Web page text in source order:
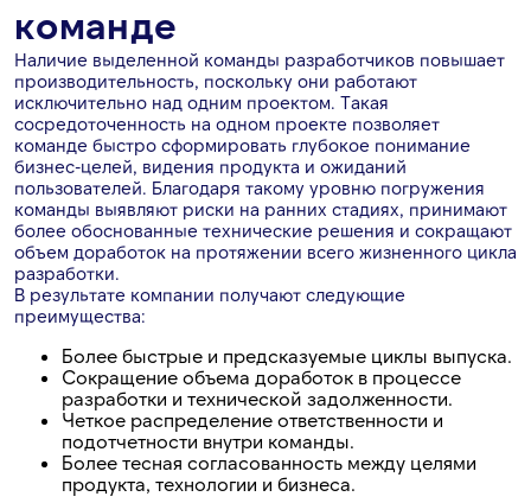
команде
Наличие выделенной команды разработчиков повышает
производительность, поскольку они работают
исключительно над одним проектом. Такая
сосредоточенность на одном проекте позволяет
команде быстро сформировать глубокое понимание
бизнес-целей, видения продукта и ожиданий
пользователей. Благодаря такому уровню погружения
команды выявляют риски на ранних стадиях, принимают
более обоснованные технические решения и сокращают
объем доработок на протяжении всего жизненного цикла
разработки.
В результате компании получают следующие
преимущества:
Более быстрые и предсказуемые циклы выпуска.
Сокращение объема доработок в процессе
разработки и технической задолженности.
Четкое распределение ответственности и
подотчетности внутри команды.
Более тесная согласованность между целями
продукта, технологии и бизнеса.